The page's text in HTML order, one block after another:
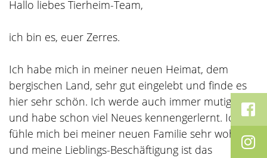
Hallo liebes Tierheim-Team,
ich bin es, euer Zerres.
Ich habe mich in meiner neuen Heimat, dem
bergischen Land, sehr gut eingelebt und finde es
hier sehr schön. Ich werde auch immer mutiger
und habe schon viel Neues kennengerlernt. Ich
fühle mich bei meiner neuen Familie sehr wohl,
und meine Lieblings-Beschäftigung ist das